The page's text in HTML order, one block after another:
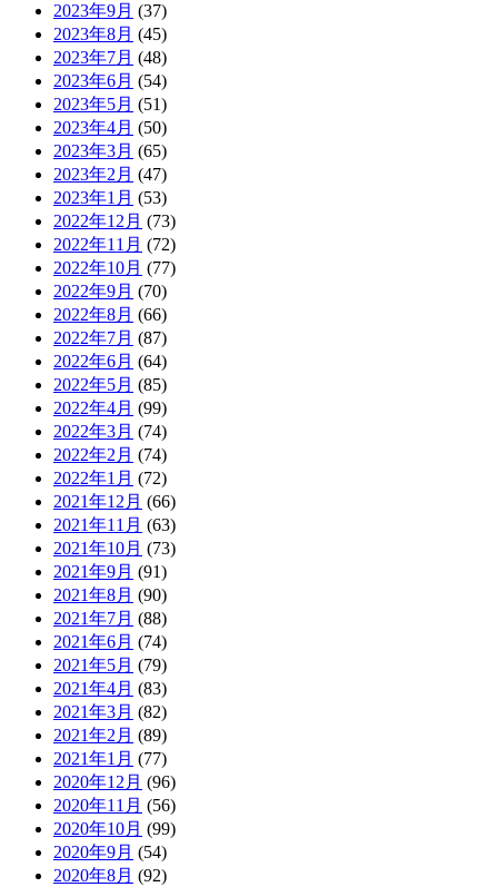
2023年9月 (37)
2023年8月 (45)
2023年7月 (48)
2023年6月 (54)
2023年5月 (51)
2023年4月 (50)
2023年3月 (65)
2023年2月 (47)
2023年1月 (53)
2022年12月 (73)
2022年11月 (72)
2022年10月 (77)
2022年9月 (70)
2022年8月 (66)
2022年7月 (87)
2022年6月 (64)
2022年5月 (85)
2022年4月 (99)
2022年3月 (74)
2022年2月 (74)
2022年1月 (72)
2021年12月 (66)
2021年11月 (63)
2021年10月 (73)
2021年9月 (91)
2021年8月 (90)
2021年7月 (88)
2021年6月 (74)
2021年5月 (79)
2021年4月 (83)
2021年3月 (82)
2021年2月 (89)
2021年1月 (77)
2020年12月 (96)
2020年11月 (56)
2020年10月 (99)
2020年9月 (54)
2020年8月 (92)